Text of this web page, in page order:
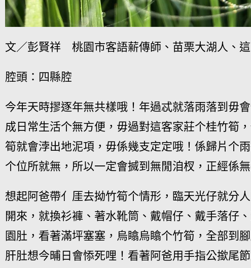
文／彭賢祥 桃園市客語薪傳師、苗栗大湖人、
腔頭：四縣腔
今年天時摎逐年無共樣哦！年過忒就落雨落到毋
成日常生活个無方便，毋過對這客家莊个桂竹筍
筍就會浡出地泥項，毋係幾支定定哦！係歸片个
个位所就無，所以一定會搣到無閒洎杈，正經係
想起阿爸帶亻厓去拗竹筍个情形，臨天光仔就分
開來，就換衫褲、著水靴筒、戴帽仔、戴手落仔
園肚，看著滿坪塞塞，烏䁯烏䁯个竹筍，全部到
肝肚想今晡日會悿死哩！看著阿爸用手指公撳尾